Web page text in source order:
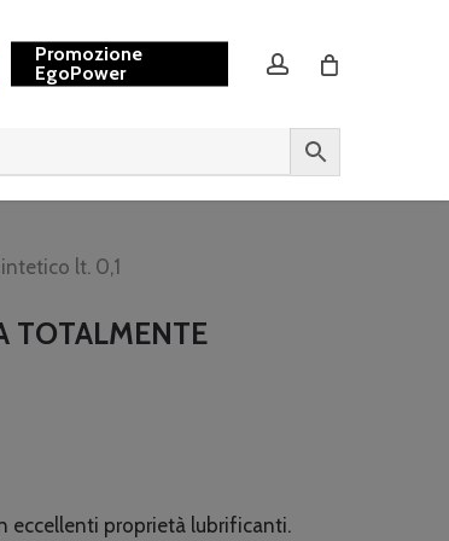
Promozione
EgoPower
account
lt. 0,1
TOTALMENTE
eccellenti proprietà lubrificanti.